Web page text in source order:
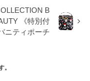
B
《特別付
ニティポーチ
。